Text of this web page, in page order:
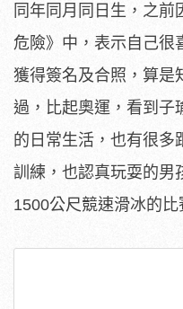
同年同月同日生，之前
危險》中，表示自己很
獲得簽名及合照，算是
過，比起奧運，看到子
的日常生活，也有很多
訓練，也認真玩耍的男
1500公尺競速滑冰的比